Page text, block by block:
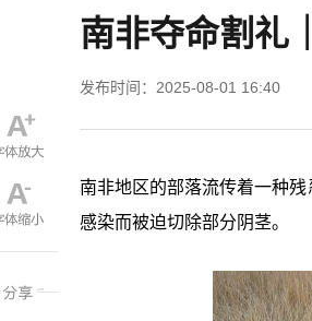
南非夺命割礼
发布时间：2025-08-01 16:40
南非地区的部落流传着一种
感染而被迫切除部分阴茎。